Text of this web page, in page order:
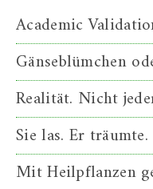
Academic
Gänseblümchen
Realität. Nicht
Sie las. Er träumte.
Mit Heilpflanzen